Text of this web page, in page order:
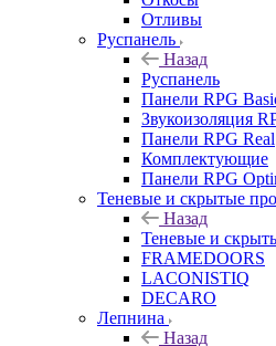
Отливы
Руспанель
Назад
Руспанель
Панели RPG
Звукоизоляция
Панели RPG Real
Комплектующие
Панели RPG
Теневые и скрытые
Назад
Теневые и
FRAMEDOORS
LACONISTIQ
DECARO
Лепнина
Назад